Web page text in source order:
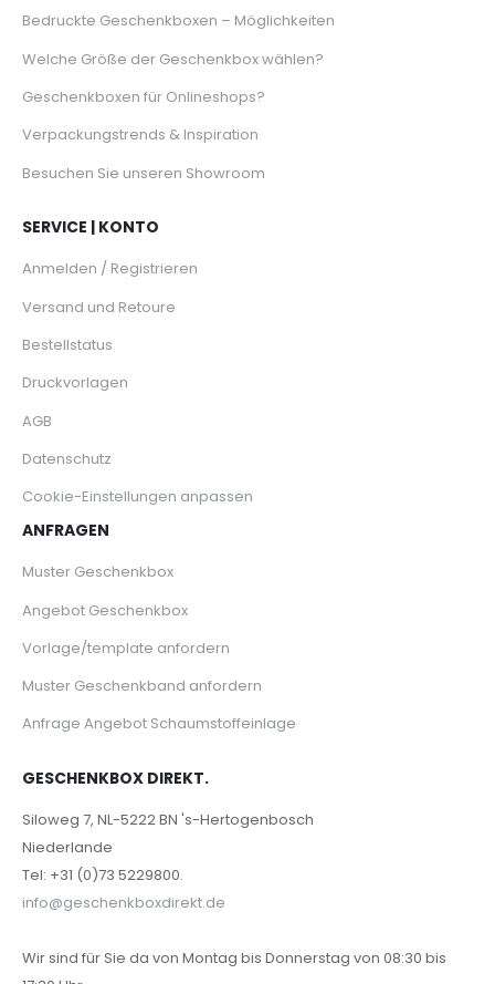
Bedruckte Geschenkboxen – Möglichkeiten
Welche Größe der Geschenkbox wählen?
Geschenkboxen für Onlineshops?
Verpackungstrends & Inspiration
Besuchen Sie unseren Showroom
SERVICE | KONTO
Anmelden / Registrieren
Versand und Retoure
Bestellstatus
Druckvorlagen
AGB
Datenschutz
Cookie-Einstellungen anpassen
ANFRAGEN
Muster Geschenkbox
Angebot Geschenkbox
Vorlage/template anfordern
Muster Geschenkband anfordern
Anfrage Angebot Schaumstoffeinlage
GESCHENKBOX DIREKT.
Siloweg 7, NL-5222 BN 's-Hertogenbosch
Niederlande
Tel: +31 (0)73 5229800.
info@geschenkboxdirekt.de
Wir sind für Sie da von Montag bis Donnerstag von 08:30 bis